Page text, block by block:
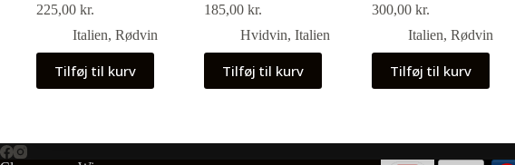
225,00 kr.
Italien, Rødvin
Tilføj til kurv
185,00 kr.
Hvidvin, Italien
Tilføj til kurv
300,00 kr.
Italien, Rødvin
Tilføj til kurv